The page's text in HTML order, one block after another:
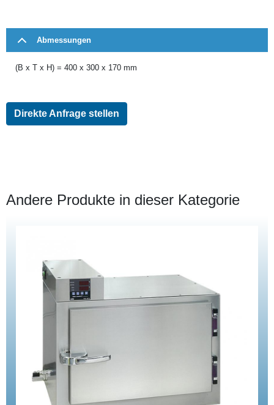
Abmessungen
(B x T x H) = 400 x 300 x 170 mm
Direkte Anfrage stellen
Andere Produkte in dieser Kategorie